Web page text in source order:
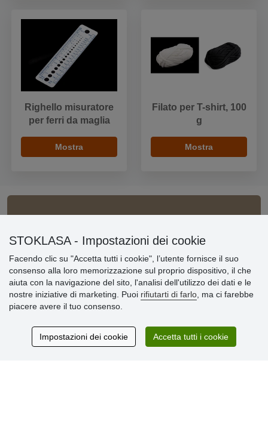
Righello misuratore
per ferri da maglia
Mostra
Filato per T-shirt, 100
g
Mostra
» Impostazioni dei cookie
» Termini & Condizioni
» Informativa sulla Privacy
» Consegna e pagamento
» Garanzia e resi
» Programma fedeltà
Recensioni
STOKLASA - Impostazioni dei cookie
Facendo clic su "Accetta tutti i cookie", l’utente fornisce il suo
consenso alla loro memorizzazione sul proprio dispositivo, il che
aiuta con la navigazione del sito, l'analisi dell'utilizzo dei dati e le
nostre iniziative di marketing. Puoi rifiutarti di farlo , ma ci farebbe
piacere avere il tuo consenso.
Impostazioni dei cookie Accetta tutti i cookie